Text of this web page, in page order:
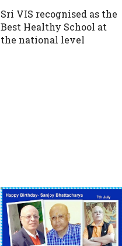
Sri VIS recognised as the
Best Healthy School at
the national level